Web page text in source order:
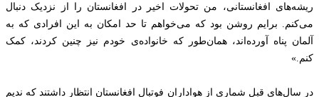
ریشه‌های افغانستانی، من تحولات اخیر در افغانستان را از نزدیک دنبال
می‌کنم. برایم روشن بود که می‌خواهم تا حد امکان به این افرادی که به
آلمان پناه آورده‌اند، همان‌طور که خانواده‌ی خودم نیز چنین کردند، کمک
کنم.»
در سال‌های قبل شماری از هواداران فوتبال افغانستان انتظار داشتند که ندیم